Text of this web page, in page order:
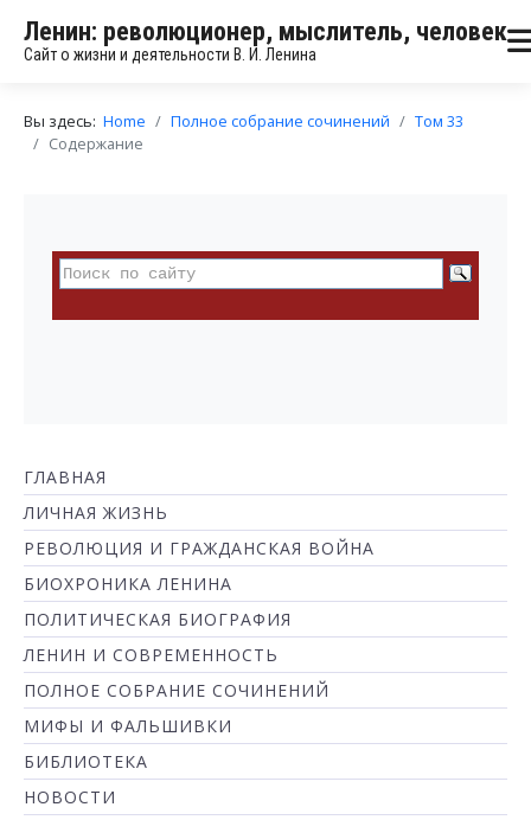
Ленин: революционер, мыслитель, человек
Сайт о жизни и деятельности В. И. Ленина
Вы здесь: Home Полное собрание сочинений
Том 33
Содержание
ГЛАВНАЯ
ЛИЧНАЯ ЖИЗНЬ
РЕВОЛЮЦИЯ И ГРАЖДАНСКАЯ ВОЙНА
БИОХРОНИКА ЛЕНИНА
ПОЛИТИЧЕСКАЯ БИОГРАФИЯ
ЛЕНИН И СОВРЕМЕННОСТЬ
ПОЛНОЕ СОБРАНИЕ СОЧИНЕНИЙ
МИФЫ И ФАЛЬШИВКИ
БИБЛИОТЕКА
НОВОСТИ